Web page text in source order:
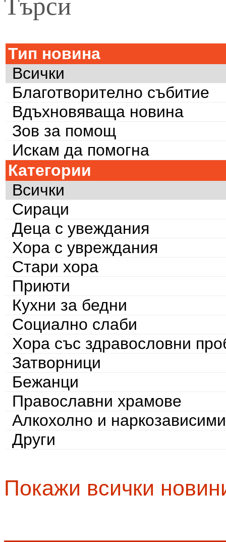
Тип новина
Всички
Благотворително събитие
Вдъхновяваща новина
Зов за помощ
Искам да помогна
Категории
Всички
Сираци
Деца с увеждания
Хора с увреждания
Стари хора
Приюти
Кухни за бедни
Социално слаби
Хора със здравословни
Затворници
Бежанци
Православни храмове
Алкохолно и наркозависими
Други
Покажи всички